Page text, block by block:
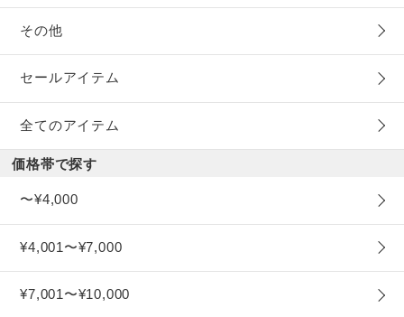
その他
セールアイテム
全てのアイテム
価格帯で探す
〜¥4,000
¥4,001〜¥7,000
¥7,001〜¥10,000